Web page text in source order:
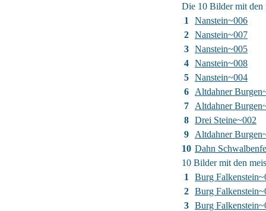
Die 10 Bilder mit den
1
Nanstein~006
2 Nanstein~007
3 Nanstein~005
4 Nanstein~008
5 Nanstein~004
6
Altdahner
7
Altdahner
8 Drei Steine~002
9
Altdahner
10 Dahn
10 Bilder mit den
1
Burg
2 Burg
3 Burg